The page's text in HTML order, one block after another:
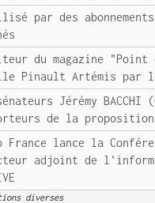
par des
du magazine
Pinault Artémis par
Jérémy BACCHI
de la
France lance la
adjoint de
diverses